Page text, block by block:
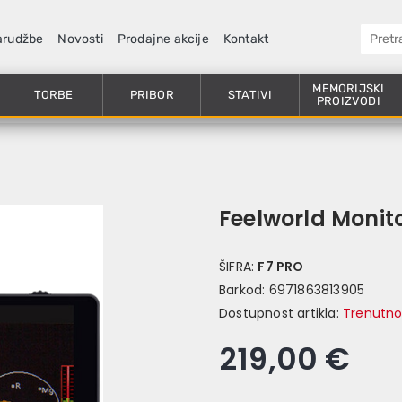
Novosti Prodajne akcije Kontakt
TORBE PRIBOR STATIVI
MEMORIJSKI
PROIZVODI
Feelworld
ŠIFRA: F7 PRO
Barkod: 6971863813905
Dostupnost artikla:
219,00 €